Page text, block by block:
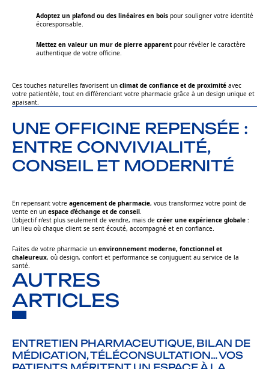
Adoptez un plafond ou des linéaires en bois pour souligner votre identité
écoresponsable.
Mettez en valeur un mur de pierre apparent pour révéler le caractère
authentique de votre officine.
Ces touches naturelles favorisent un climat de confiance et de proximité avec
votre patientèle, tout en différenciant votre pharmacie grâce à un design unique et
apaisant.
UNE OFFICINE REPENSÉE :
ENTRE CONVIVIALITÉ,
CONSEIL ET MODERNITÉ
En repensant votre agencement de pharmacie, vous transformez votre point de
vente en un espace d’échange et de conseil.
L’objectif n’est plus seulement de vendre, mais de créer une expérience globale :
un lieu où chaque client se sent écouté, accompagné et en confiance.
Faites de votre pharmacie un environnement moderne, fonctionnel et
chaleureux, où design, confort et performance se conjuguent au service de la
santé.
AUTRES
ARTICLES
ENTRETIEN PHARMACEUTIQUE, BILAN DE
MÉDICATION, TÉLÉCONSULTATION… VOS